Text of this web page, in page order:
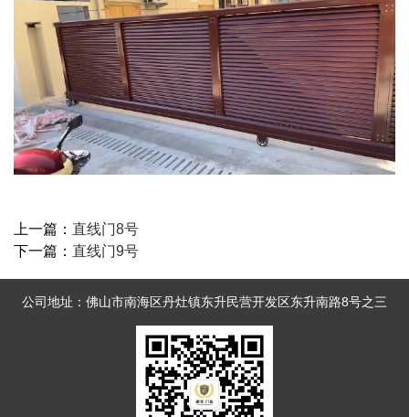
上一篇： 直线门8号
下一篇： 直线门9号
公司地址：佛山市南海区丹灶镇东升民营开发区东升南路8号之三